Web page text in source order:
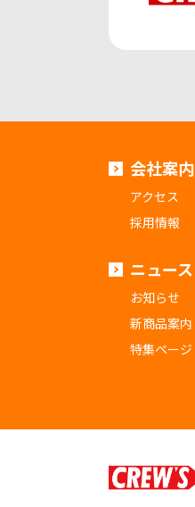
会社案内
アクセス
採用情報
ニュース
お知らせ
新商品案内
特集ページ